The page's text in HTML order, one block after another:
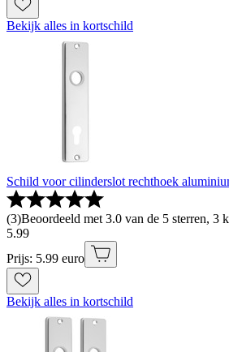
Bekijk alles in kortschild
Schild voor cilinderslot rechthoek
(3)Beoordeeld met 3.0 van de 5 sterren, 3
5.99
Prijs: 5.99 euro
Bekijk alles in kortschild